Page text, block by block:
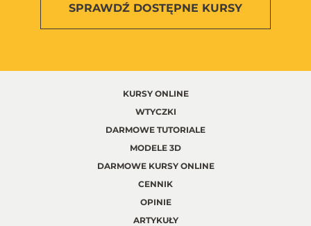
SPRAWDŹ DOSTĘPNE KURSY
KURSY ONLINE
WTYCZKI
DARMOWE TUTORIALE
MODELE 3D
DARMOWE KURSY ONLINE
CENNIK
OPINIE
ARTYKUŁY